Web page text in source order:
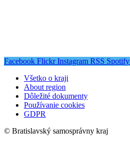
Facebook Flickr Instagram RSS Spotify
Všetko o kraji
About region
Dôležité dokumenty
Používanie cookies
GDPR
© Bratislavský samosprávny kraj